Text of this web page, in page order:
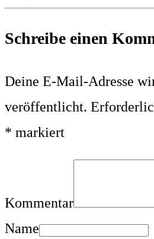
Schreibe einen
Deine E-Mail-Adresse
veröffentlicht.
* markiert
Kommentar
Name